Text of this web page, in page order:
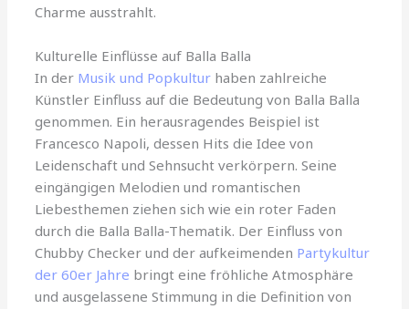
Charme ausstrahlt.
Kulturelle Einflüsse auf Balla Balla
In der Musik und Popkultur haben zahlreiche
Künstler Einfluss auf die Bedeutung von Balla Balla
genommen. Ein herausragendes Beispiel ist
Francesco Napoli, dessen Hits die Idee von
Leidenschaft und Sehnsucht verkörpern. Seine
eingängigen Melodien und romantischen
Liebesthemen ziehen sich wie ein roter Faden
durch die Balla Balla-Thematik. Der Einfluss von
Chubby Checker und der aufkeimenden Partykultur
der 60er Jahre bringt eine fröhliche Atmosphäre
und ausgelassene Stimmung in die Definition von